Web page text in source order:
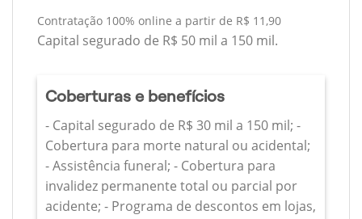
Contratação 100% online a partir de R$ 11,90
Capital segurado de R$ 50 mil a 150 mil.
Coberturas e benefícios
- Capital segurado de R$ 30 mil a 150 mil; -
Cobertura para morte natural ou acidental;
- Assistência funeral; - Cobertura para
invalidez permanente total ou parcial por
acidente; - Programa de descontos em lojas,